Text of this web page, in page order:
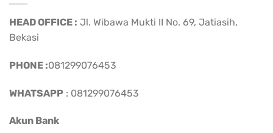
HEAD OFFICE : Jl. Wibawa Mukti II No. 69, Jatiasih,
Bekasi
PHONE :081299076453
WHATSAPP : 081299076453
Akun Bank